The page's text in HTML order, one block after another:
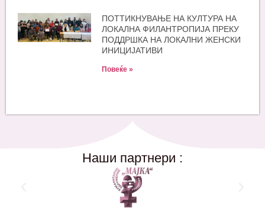
ПОТТИКНУВАЊЕ НА КУЛТУРА НА
ЛОКАЛНА ФИЛАНТРОПИЈА ПРЕКУ
ПОДДРШКА НА ЛОКАЛНИ ЖЕНСКИ
ИНИЦИЈАТИВИ
Повеќе »
Наши партнери :